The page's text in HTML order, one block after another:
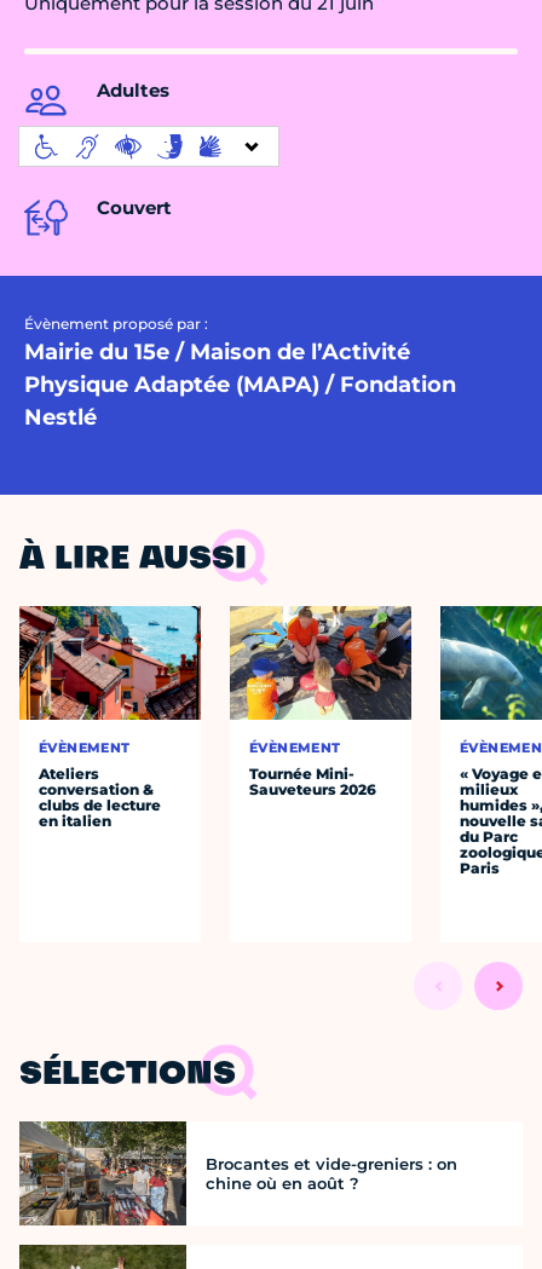
Adultes
Couvert
Évènement proposé par :
Mairie du 15e / Maison de l’Activité
Physique Adaptée (MAPA) / Fondation
Nestlé
À LIRE AUSSI
ÉVÈNEMENT
Ateliers
conversation &
clubs de lecture
en italien
ÉVÈNEMENT
Tournée Mini-
Sauveteurs 2026
« Voyage
milieux
humides
nouvelle
du Parc
Paris
SÉLECTIONS
Brocantes et vide-greniers : on
chine où en août ?